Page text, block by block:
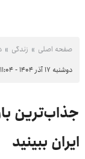
صفحه اصلی زندگی
دوشنبه ۱۷ آذر ۱۴۰۴ - ۱۱:۰۴
جذاب‌ترین
ایران ببینید